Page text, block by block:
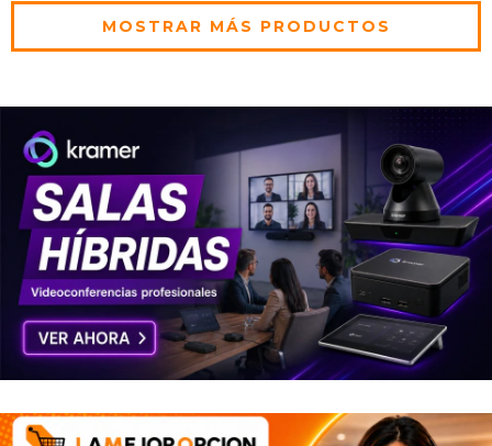
MOSTRAR MÁS PRODUCTOS